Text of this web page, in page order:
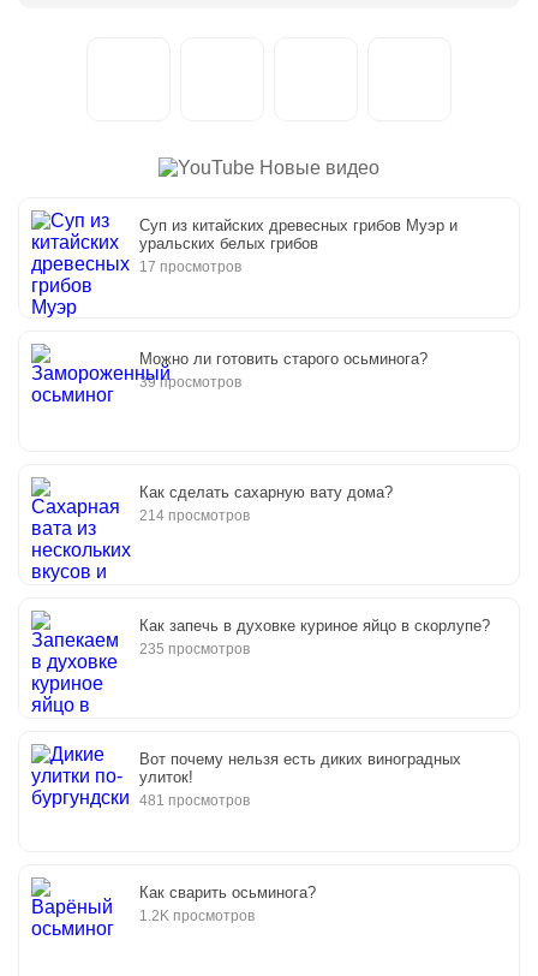
Новые видео
Суп из китайских древесных грибов Муэр и
уральских белых грибов
17 просмотров
Можно ли готовить старого осьминога?
39 просмотров
Как сделать сахарную вату дома?
214 просмотров
Как запечь в духовке куриное яйцо в скорлупе?
235 просмотров
Вот почему нельзя есть диких виноградных
улиток!
481 просмотров
Как сварить осьминога?
1.2K просмотров